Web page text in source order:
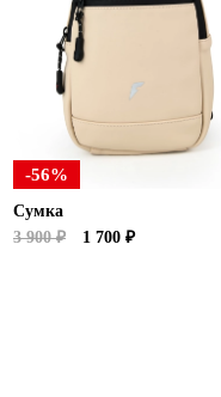
-56%
Сумка
3 900 ₽
1 700 ₽